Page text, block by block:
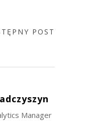
POST
Manager